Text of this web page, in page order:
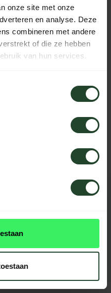
onze site met onze
en analyse. Deze
combineren met andere
of die ze hebben
van hun services.
onze medewerkers